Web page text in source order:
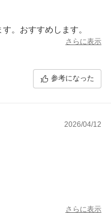
。おすすめします。
さらに表示
参考になった
2026/04/12
さらに表示